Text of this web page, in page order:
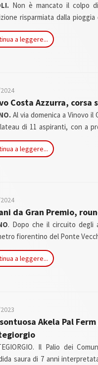
Non è mancato il colpo
risparmiata dalla
di pranzo. Vernissage Grif,
suo terzo trionfo nella
a leggere...
Costa Azzurra, corsa
Al via domenica a Vinovo il
di 11 aspiranti, con a
dove abbonda lo
a leggere...
da Gran Premio,
. Dopo che il circuito degli
fiorentino del Ponte
Locatelli, che ricorda una
un importante sviluppo del
a leggere...
Akela Pal
Il Palio dei
saura di 7 anni